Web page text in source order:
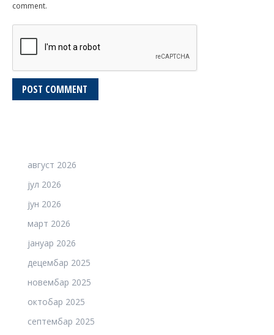
comment.
POST COMMENT
август 2026
јул 2026
јун 2026
март 2026
јануар 2026
децембар 2025
новембар 2025
октобар 2025
септембар 2025